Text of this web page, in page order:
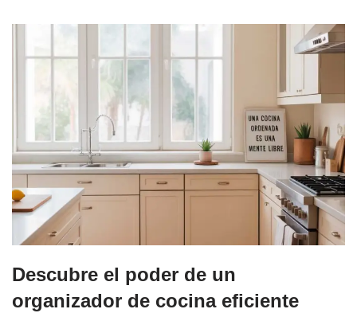
Descubre el poder de un
organizador de cocina eficiente